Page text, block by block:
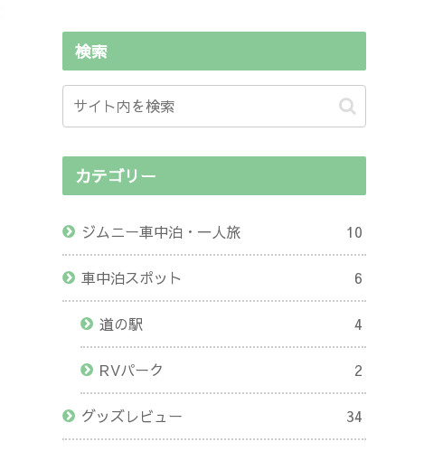
検索
カテゴリー
ジムニー車中泊・一人旅 10
車中泊スポット 6
道の駅 4
RVパーク 2
グッズレビュー 34